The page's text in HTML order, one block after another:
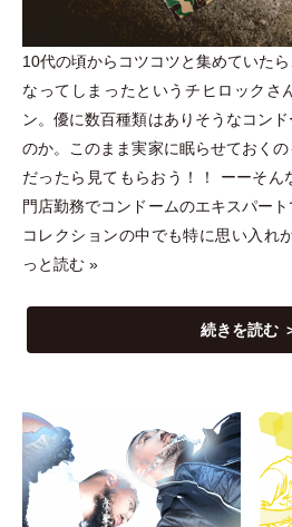
10代の頃からコツコツと集めていた
なってしまったというチヒロックさ
ン。優に数百種類はありそうなコン
のか。このまま実家に眠らせておく
だったら見てもらおう！！ ーーそん
門店勤務でコンドームのエキスパート
コレクションの中でも特に思い入れ
っと読む »
続きを読む